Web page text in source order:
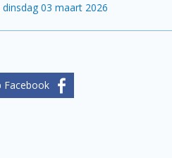
dinsdag 03 maart 2026